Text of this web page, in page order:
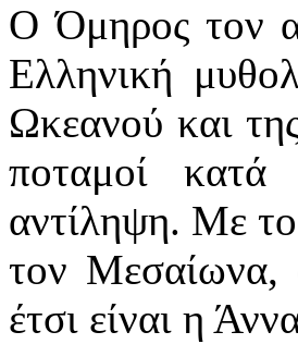
Ο Όμηρος τον
Ελληνική
Ωκεανού και
ποταμοί κατά
αντίληψη. Με
τον Μεσαίωνα,
έτσι είναι η